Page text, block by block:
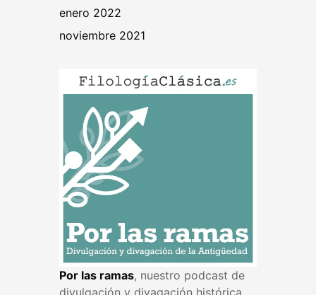
enero 2022
noviembre 2021
Por las ramas, nuestro podcast de
divulgación y divagación histórica